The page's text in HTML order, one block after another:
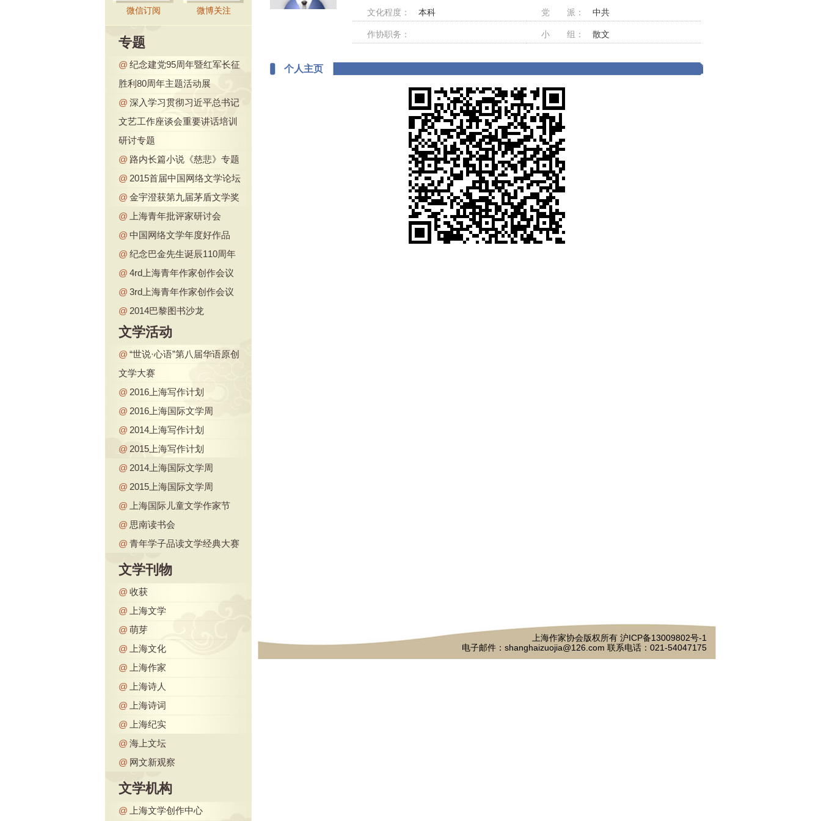
微信订阅 微博关注
专题
@ 纪念建党95周年暨红军长征
胜利80周年主题活动展
@ 深入学习贯彻习近平总书记
文艺工作座谈会重要讲话培训
研讨专题
@ 路内长篇小说《慈悲》专题
@ 2015首届中国网络文学论坛
@ 金宇澄获第九届茅盾文学奖
@
上海青年批评家研讨会
@ 中国网络文学年度好作品
@ 纪念巴金先生诞辰110周年
@ 4rd上海青年作家创作会议
@ 3rd上海青年作家创作会议
@ 2014巴黎图书沙龙
文学活动
@ “世说·心语”第八届华语原创
文学大赛
@ 2016上海写作计划
@ 2016上海国际文学周
@ 2014上海写作计划
@ 2015上海写作计划
@ 2014上海国际文学周
@ 2015上海国际文学周
@
上海国际儿童文学作家节
@ 思南读书会
@ 青年学子品读文学经典大赛
文学刊物
@ 收获
@
上海文学
@ 萌芽
@
上海文化
@
上海作家
@
上海诗人
@
上海诗词
@
上海纪实
@ 海上文坛
@ 网文新观察
文学机构
@ 上海文学创作中心
文化程度： 本科 党 派： 中共
作协职务： 小 组： 散文
个人主页
上海作家协会版权所有 沪ICP备13009802号-1
电子邮件：shanghaizuojia@126.com 联系电话：021-54047175